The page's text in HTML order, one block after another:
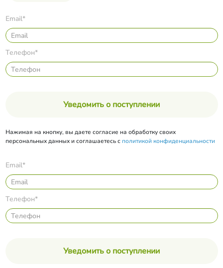
Email*
Телефон*
Уведомить о поступлении
Нажимая на кнопку, вы даете согласие на обработку своих
персональных данных и соглашаетесь с политикой конфиденциальности
Email*
Телефон*
Уведомить о поступлении